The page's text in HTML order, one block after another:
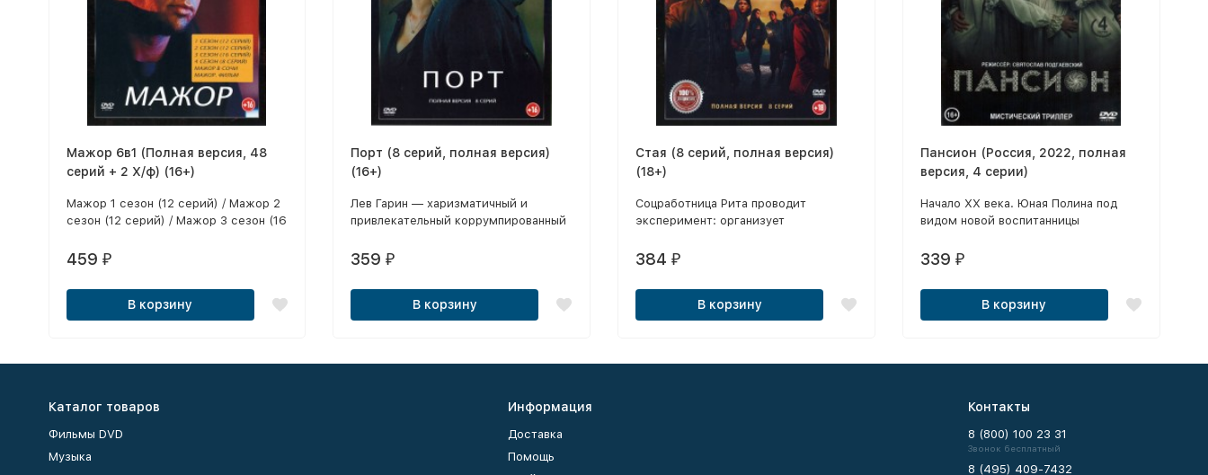
Мажор 6в1 (Полная версия, 48
серий + 2 Х/ф) (16+)
Мажор 1 сезон (12 серий) / Мажор 2
сезон (12 серий) / Мажор 3 сезон (16
Мажор в Сочи / Мажор. Фильм
459 ₽
В корзину
Порт (8 серий, полная версия)
(16+)
Лев Гарин — харизматичный и
привлекательный коррумпированный
359₽
В корзину
Стая (8 серий, полная версия)
(18+)
Соцработница Рита проводит
эксперимент: организует
планирует перевоспитать юных
384 ₽
В корзину
Пансион (Россия, 2022, полная
версия, 4 серии)
Начало XX века. Юная Полина под
видом новой воспитанницы
женский пансион, чтобы найти
загадочных обстоятельствах.
339 ₽
В корзину
Каталог товаров
Фильмы DVD
Музыка
Информация
Доставка
Помощь
Контакты
8 (800) 100 23 31
Звонок бесплатный
8 (495) 409-7432